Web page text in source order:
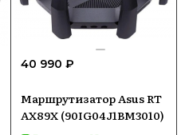
40 990 ₽
Маршрутизатор Asus RT
AX89X (90IG04J1BM3010)